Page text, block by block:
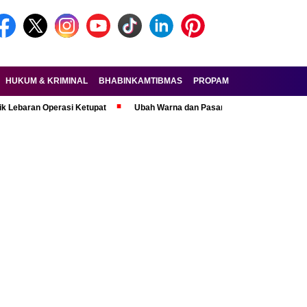
HUKUM & KRIMINAL BHABINKAMTIBMAS PROPAM
Operasi Ketupat Ubah Warna dan Pasang Pelat Palsu, Pelaku